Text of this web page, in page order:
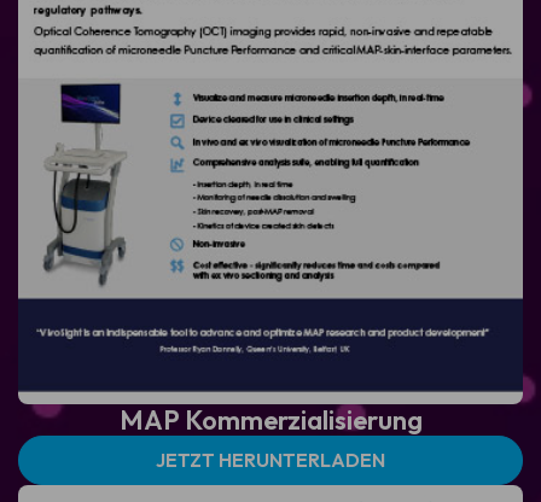
MAP Kommerzialisierung
JETZT HERUNTERLADEN